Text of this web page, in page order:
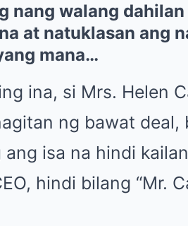
nang walang
at natuklasan ang
mana…
ina, si Mrs. Helen
ng bawat
ang isa na hindi
hindi bilang “Mr.